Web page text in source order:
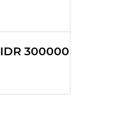
IDR 300000